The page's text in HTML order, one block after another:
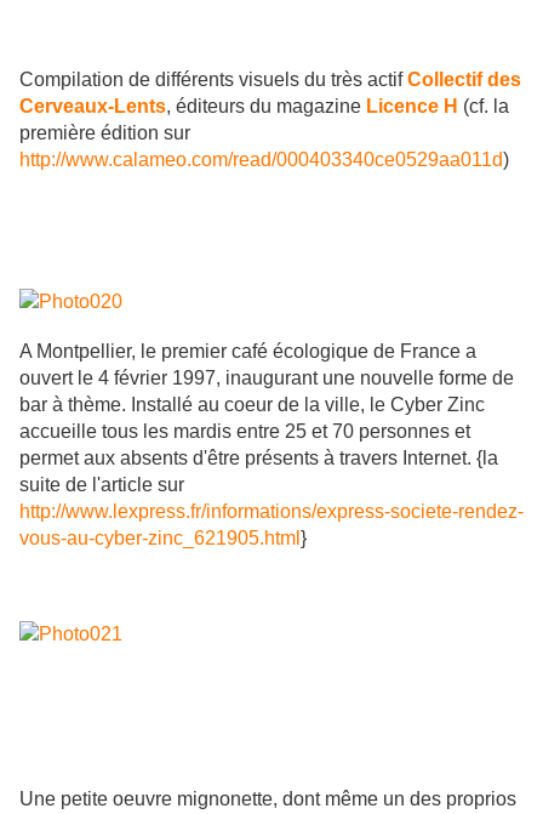
Compilation de différents visuels du très actifCollectif des
Cerveaux-Lents, éditeurs du magazine Licence H (cf. la
première édition sur
http://www.calameo.com/read/000403340ce0529aa011d)
A Montpellier, le premier café écologique de France a
ouvert le 4 février 1997, inaugurant une nouvelle forme de
bar à thème. Installé au coeur de la ville, le Cyber Zinc
accueille tous les mardis entre 25 et 70 personnes et
permet aux absents d'être présents à travers Internet. {la
suite de l'article sur
http://www.lexpress.fr/informations/express-societe-rendez-
vous-au-cyber-zinc_621905.html }
Une petite oeuvre mignonette, dont même un des proprios